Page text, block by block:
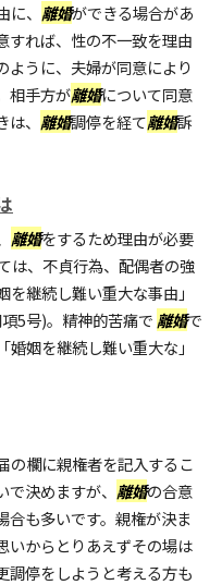
、 離婚ができる場合があ
すれば、性の不一致を理由
ように、夫婦が同意により
相手方が離婚について同意
、 離婚調停を経て離婚訴
離婚をするため理由が必要
は、不貞行為、配偶者の強
継続し難い重大な事由」
5号)。精神的苦痛で 離婚で
姻を継続し難い重大な」
の欄に親権者を記入するこ
決めますが、 離婚の合意
合も多いです。親権が決ま
いからとりあえずその場は
調停をしようと考える方も